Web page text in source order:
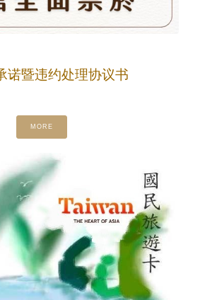
诺暨违约处理协议书
MORE